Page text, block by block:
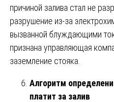
причиной залива стал не
разрушение из-за
вызванной блуждающими
признана управляющая
заземление стояка.
Алгоритм
платит за залив